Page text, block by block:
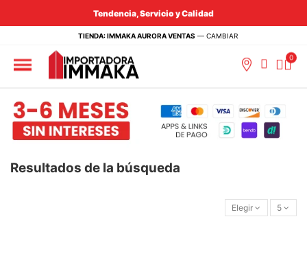
Tendencia, Servicio y Calidad
TIENDA: IMMAKA AURORA VENTAS — CAMBIAR
Resultados de la búsqueda
Elegir 5